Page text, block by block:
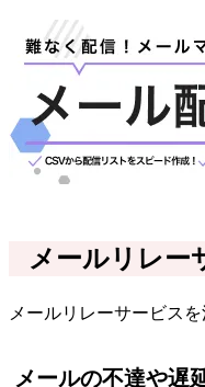
メールリレー
メールリレーサービス
メールの不達や遅